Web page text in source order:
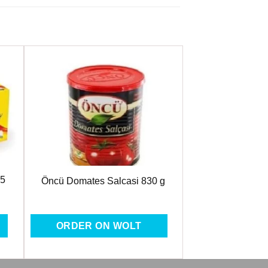
Favorilere
Öncü Domates Salcasi 830 g
ORDER ON WOLT